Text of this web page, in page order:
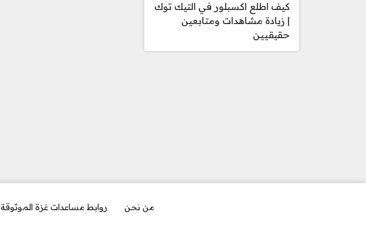
كيف اطلع اكسبلور في التيك توك
| زيادة مشاهدات ومتابعين
حقيقيين
من نحن روابط مساعدات غزة الموثوقة